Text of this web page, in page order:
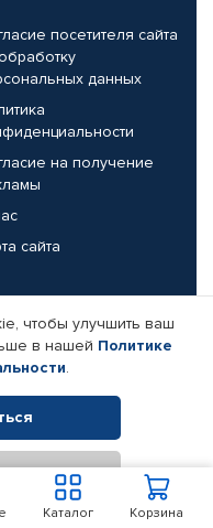
Корзина
Каталог
посетителя сайта
данных
на получение
сайта
компании
права защищены.
Автопрофи.
чтобы улучшить ваш
в нашей Политике
.
В корзину